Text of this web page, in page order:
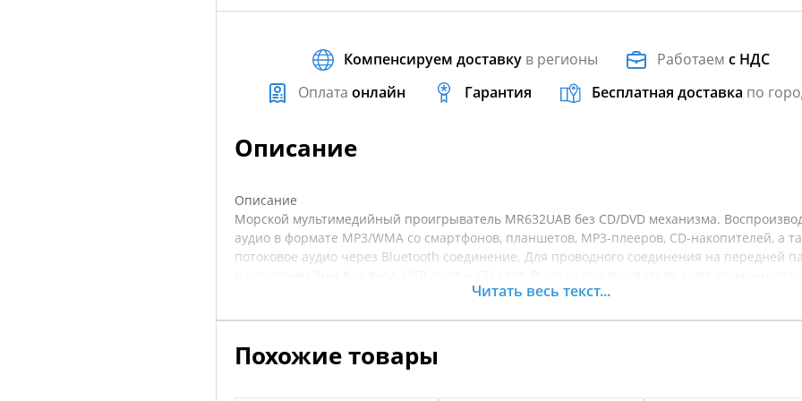
Компенсируем доставку в регионы Работаемс НДС
Оплата онлайн Гарантия Бесплатная доставка по
Описание
Описание
Морской мультимедийный проигрыватель MR632UAB без CD/DVD механизма.
аудио в формате MP3/WMA со смартфонов, планшетов, МР3-плееров, CD-накопителей, а
потоковое аудио через Bluetooth соединение. Для проводного соединения на передней
улучшить качество звучания музыкальной системы путем подключения дополнительных
Bluetooth соединение может быть использовано для принятия и осуществления
звонков (громкая связь), а встроенный тюнер дает доступ к прослушиванию радиостанций
Читать весь текст...
Похожие товары